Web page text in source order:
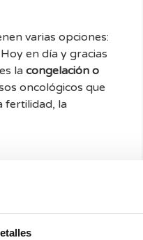
varias opciones:
en día y gracias
la congelación o
oncológicos que
fertilidad, la